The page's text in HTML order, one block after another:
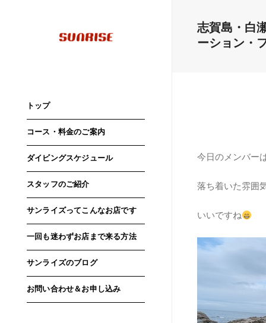
トップ
コース・料金のご案内
ダイビングスケジュール
スタッフのご紹介
サンライズってこんなお店です
一回も迷わずお店まで来る方法
サンライズのブログ
お問い合わせ＆お申し込み
志賀島・白
ーション・
今日のメンバー
落ち着いた雰囲
いいですね